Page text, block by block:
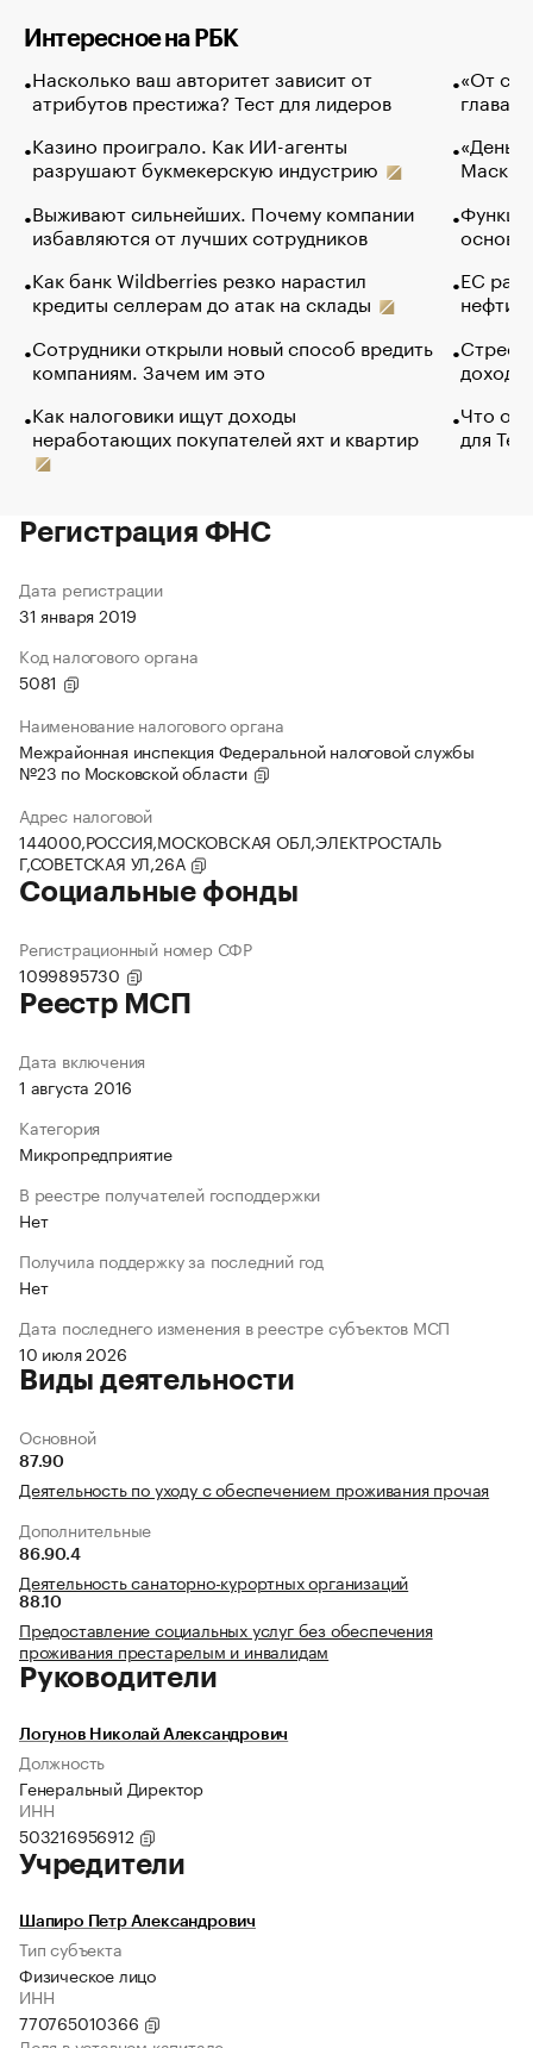
Интересное на РБК
Насколько ваш авторитет зависит от
атрибутов престижа? Тест для лидеров
Казино проиграло. Как ИИ-агенты
разрушают букмекерскую индустрию
Выживают сильнейших. Почему компании
избавляются от лучших сотрудников
Как банк Wildberries резко нарастил
кредиты селлерам до атак на склады
Сотрудники открыли новый способ вредить
компаниям. Зачем им это
Как налоговики ищут доходы
неработающих покупателей яхт и квартир
«От
глава
Маск в
основ
ЕС
нефти
Что
для
Регистрация ФНС
Дата регистрации
31 января 2019
Код налогового органа
5081
Наименование налогового органа
Межрайонная инспекция Федеральной налоговой службы
№23 по Московской области
Адрес налоговой
144000,РОССИЯ,МОСКОВСКАЯ ОБЛ,ЭЛЕКТРОСТАЛЬ
Г,СОВЕТСКАЯ УЛ,26А
Социальные фонды
Регистрационный номер СФР
1099895730
Реестр МСП
Дата включения
1 августа 2016
Категория
Микропредприятие
В реестре получателей господдержки
Нет
Получила поддержку за последний год
Нет
Дата последнего изменения в реестре субъектов МСП
10 июля 2026
Виды деятельности
Основной
87.90
Деятельность по уходу с обеспечением проживания прочая
Дополнительные
86.90.4
Деятельность санаторно-курортных организаций
88.10
Предоставление социальных услуг без обеспечения
проживания престарелым и инвалидам
Руководители
Логунов Николай Александрович
Должность
Генеральный Директор
ИНН
503216956912
Учредители
Шапиро Петр Александрович
Тип субъекта
Физическое лицо
ИНН
770765010366